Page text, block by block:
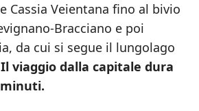
Cassia Veientana fino al bivio
Bracciano e poi
da cui si segue il lungolago
Il viaggio dalla capitale dura